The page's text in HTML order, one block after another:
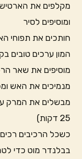
מקלפים את
ומוסיפים לסיר
חותכים את תפוחי
המון ערכים טובים
מוסיפים את שאר
מנמיכים את האש
25 דקות)
כשכל הרכיבים
בבלנדר מוט כדי